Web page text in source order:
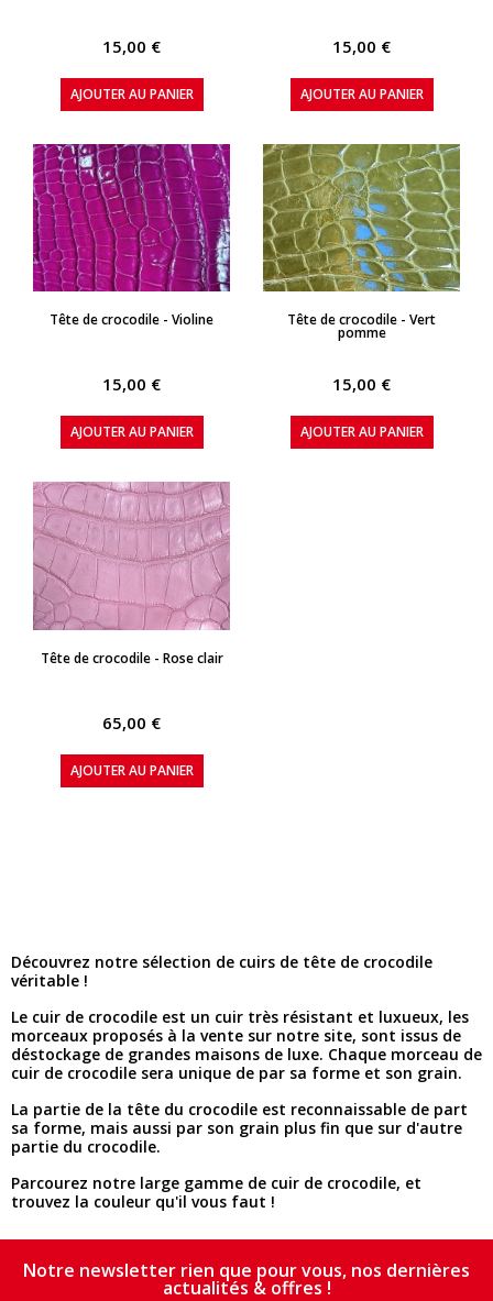
15,00 €
AJOUTER AU PANIER
15,00 €
AJOUTER AU PANIER
APERÇU RAPIDE
Tête de crocodile - Violine
15,00 €
AJOUTER AU PANIER
APERÇU RAPIDE
Tête de crocodile - Vert
pomme
15,00 €
AJOUTER AU PANIER
APERÇU RAPIDE
Tête de crocodile - Rose clair
65,00 €
AJOUTER AU PANIER
Découvrez notre sélection de cuirs de tête de crocodile
véritable !
Le cuir de crocodile est un cuir très résistant et luxueux, les
morceaux proposés à la vente sur notre site, sont issus de
déstockage de grandes maisons de luxe. Chaque morceau de
cuir de crocodile sera unique de par sa forme et son grain.
La partie de la tête du crocodile est reconnaissable de part
sa forme, mais aussi par son grain plus fin que sur d'autre
partie du crocodile.
Parcourez notre large gamme de cuir de crocodile, et
trouvez la couleur qu'il vous faut !
Notre newsletter rien que pour vous, nos dernières
actualités & offres !